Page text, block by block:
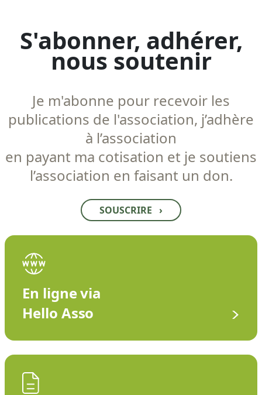
S'abonner, adhérer,
nous soutenir
Je m'abonne pour recevoir les
publications de l'association, j’adhère
à l’association
en payant ma cotisation et je soutiens
l’association en faisant un don.
SOUSCRIRE ›
En ligne via
Hello Asso